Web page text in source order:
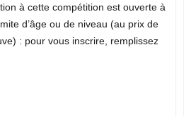
à cette compétition est ouverte à
d’âge ou de niveau (au prix de
: pour vous inscrire, remplissez